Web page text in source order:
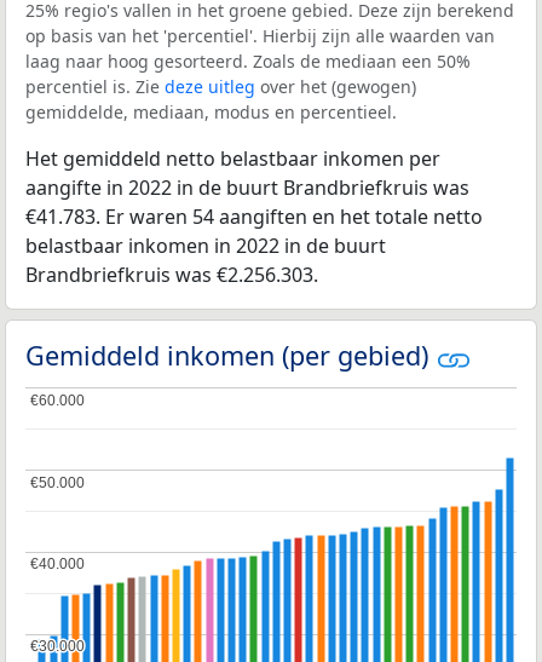
25% regio's vallen in het groene gebied. Deze zijn berekend
op basis van het 'percentiel'. Hierbij zijn alle waarden van
laag naar hoog gesorteerd. Zoals de mediaan een 50%
percentiel is. Zie deze uitleg over het (gewogen)
gemiddelde, mediaan, modus en percentieel.
Het gemiddeld netto belastbaar inkomen per
aangifte in 2022 in de buurt Brandbriefkruis was
€41.783. Er waren 54 aangiften en het totale netto
belastbaar inkomen in 2022 in de buurt
Brandbriefkruis was €2.256.303.
Gemiddeld inkomen (per gebied)
€30.000
€30.000
€40.000
€40.000
€50.000
€50.000
€60.000
€60.000